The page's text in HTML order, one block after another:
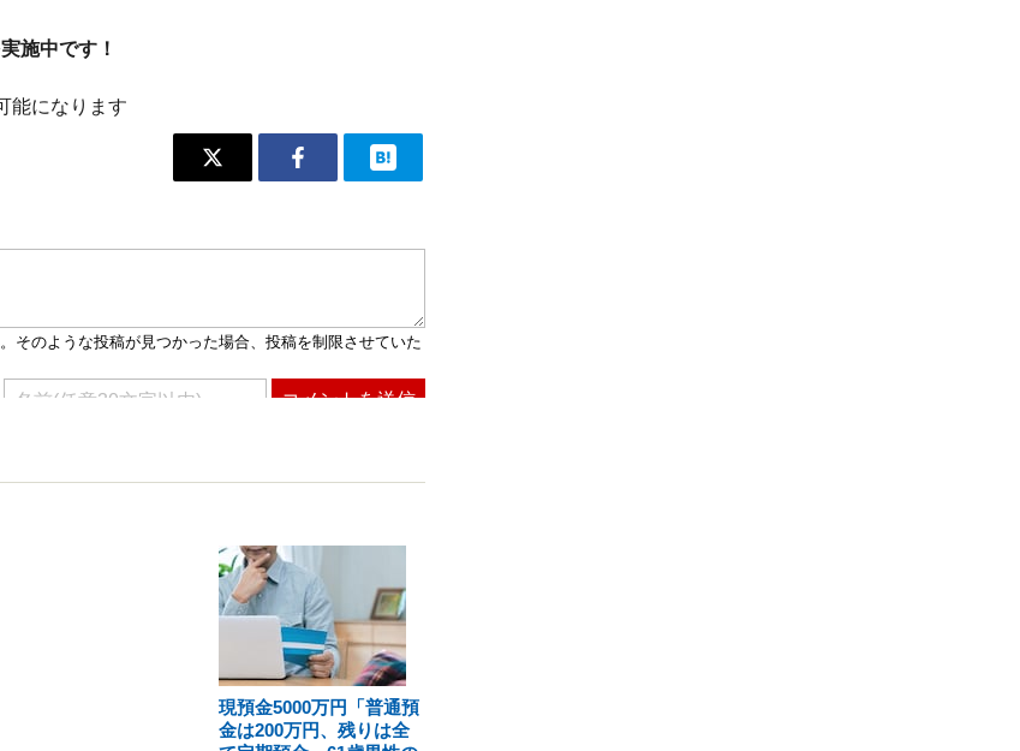
施中です！
能になります
現預金5000万円「普通預
金は200万円、残りは全